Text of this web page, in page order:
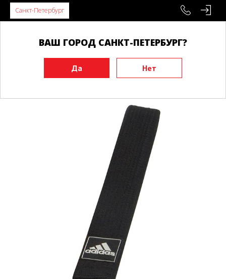
Санкт-Петербург
ВАШ ГОРОД САНКТ-ПЕТЕРБУРГ?
Экипировка
Пояса
Пояса для Тхэквандо
Пояс ADIDAS Regular черный/Регуляр